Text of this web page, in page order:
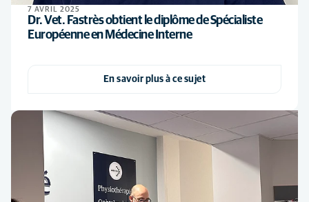
7 AVRIL 2025
Dr. Vet. Fastrès obtient le diplôme de Spécialiste
Européenne en Médecine Interne
En savoir plus à ce sujet